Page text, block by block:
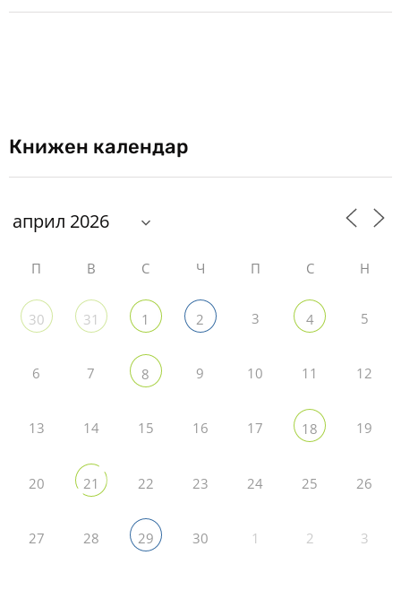
Книжен календар
П В С Ч П С Н
30 31 1 2 3 4 5
6 7 8 9 10 11 12
13 14 15 16 17 18 19
20 21 22 23 24 25 26
27 28 29 30 1 2 3